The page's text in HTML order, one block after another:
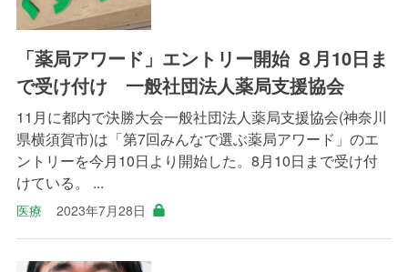
「薬局アワード」エントリー開始 ８月10日ま
で受け付け 一般社団法人薬局支援協会
11月に都内で決勝大会一般社団法人薬局支援協会(神奈川
県横須賀市)は「第7回みんなで選ぶ薬局アワード」のエ
ントリーを今月10日より開始した。8月10日まで受け付
けている。 ...
医療 2023年7月28日